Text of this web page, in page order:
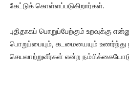
கேட்டுக் கொள்ளப்படுகிறார்கள்.
புதிதாகப் பொறுப்பேற்கும் உறவுக்கு
பொறுப்பையும், கடமையையும் உணர்ந்து
செயலாற்றுவீர்கள் என்ற